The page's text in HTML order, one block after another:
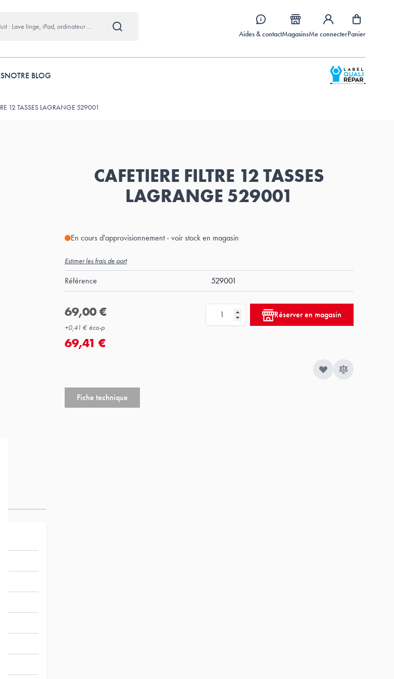
Aides & contactMagasinsMe connecterPanier
NOTRE BLOG
12 TASSES LAGRANGE 529001
CAFETIERE FILTRE 12 TASSES
LAGRANGE 529001
En cours d'approvisionnement - voir stock en magasin
Estimer les frais de port
Référence 529001
69,00 €
+0,41 € éco-p
69,41 €
Réserver en magasin
Fiche technique